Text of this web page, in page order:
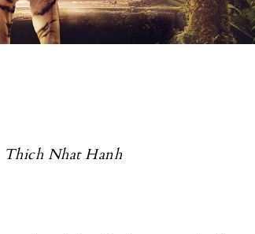
Thich Nhat Hanh